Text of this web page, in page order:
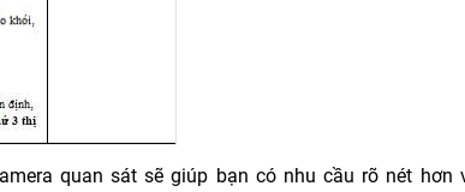
quan sát sẽ giúp bạn có nhu cầu rõ nét hơn